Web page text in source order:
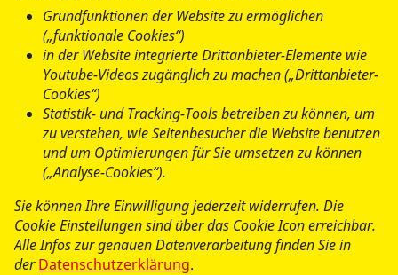
Arbeiter-Samariter-Bund
Landesverband Bremen e.V.
Bremerhavener Straße 155
28219 Bremen
Hier für denE-Mail-
Newsletter des ASB Bremen
anmelden
Grundfunktionen der Website zu ermöglichen
(„funktionale Cookies“)
in der Website integrierte Drittanbieter-Elemente wie
Youtube-Videos zugänglich zu machen („Drittanbieter-
Cookies“)
Statistik- und Tracking-Tools betreiben zu können, um
zu verstehen, wie Seitenbesucher die Website benutzen
und um Optimierungen für Sie umsetzen zu können
(„Analyse-Cookies“).
Sie können Ihre Einwilligung jederzeit widerrufen. Die
Cookie Einstellungen sind über das Cookie Icon erreichbar.
Alle Infos zur genauen Datenverarbeitung finden Sie in
derDatenschutzerklärung.